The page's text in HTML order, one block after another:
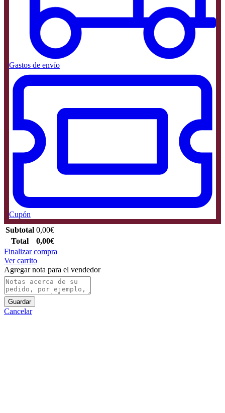
Gastos de envío
Cupón
Subtotal 0,00€
Total
0,00€
Finalizar compra
Ver carrito
Agregar nota para el vendedor
Guardar
Cancelar